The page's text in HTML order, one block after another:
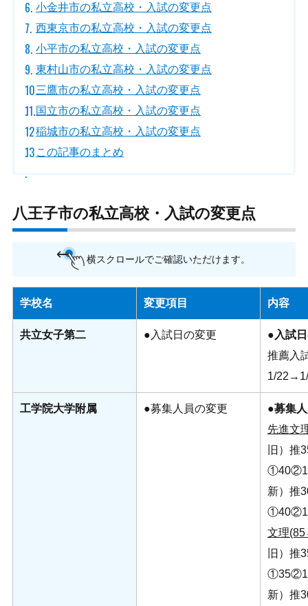
小金井市の私立高校・入試の変更点
西東京市の私立高校・入試の変更点
小平市の私立高校・入試の変更点
東村山市の私立高校・入試の変更点
三鷹市の私立高校・入試の変更点
国立市の私立高校・入試の変更点
稲城市の私立高校・入試の変更点
この記事のまとめ
八王子市の私立高校・入試の変更点
横スクロールでご確認いただけます。
学校名 変更項目 内容
共立女子第二 ●入試日の変更
●入試
推薦入
1/
工学院大学附属 ●募集人員の変更
●募集
先進文
旧）推
新）推
文理
旧）推
新）推